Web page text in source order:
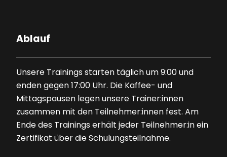
Ablauf
Unsere Trainings starten täglich um 9:00 und
enden gegen 17:00 Uhr. Die Kaffee- und
Mittagspausen legen unsere Trainer:innen
zusammen mit den Teilnehmer:innen fest. Am
Ende des Trainings erhält jeder Teilnehmer:in ein
Zertifikat über die Schulungsteilnahme.